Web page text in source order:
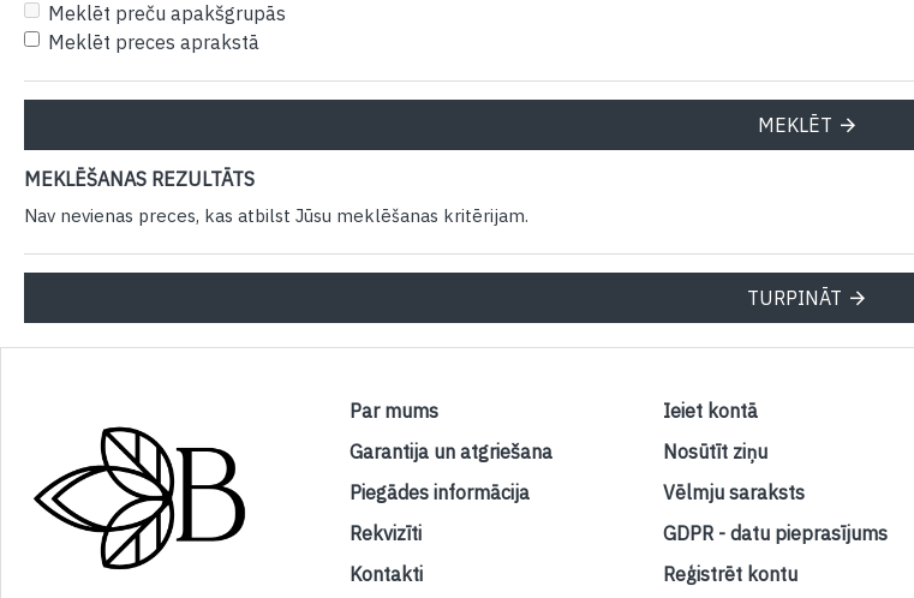
Meklēt preču apakšgrupās
Meklēt preces aprakstā
MEKLĒT
MEKLĒŠANAS REZULTĀTS
Nav nevienas preces, kas atbilst Jūsu meklēšanas kritērijam.
TURPINĀT
Par mums
Garantija un atgriešana
Piegādes informācija
Rekvizīti
Kontakti
Ieiet kontā
Nosūtīt ziņu
Vēlmju saraksts
GDPR - datu pieprasījums
Reģistrēt kontu